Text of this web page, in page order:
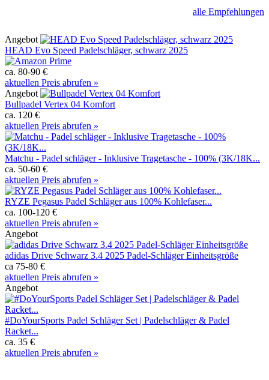
alle Empfehlungen
Angebot
HEAD Evo Speed Padelschläger, schwarz 2025
ca. 80-90 €
aktuellen Preis abrufen »
Angebot
Bullpadel Vertex 04 Komfort
ca. 120 €
aktuellen Preis abrufen »
Matchu - Padel schläger - Inklusive Tragetasche - 100% (3K/18K...
ca. 50-60 €
aktuellen Preis abrufen »
RYZE Pegasus Padel Schläger aus 100% Kohlefaser...
ca. 100-120 €
aktuellen Preis abrufen »
Angebot
adidas Drive Schwarz 3.4 2025 Padel-Schläger Einheitsgröße
ca 75-80 €
aktuellen Preis abrufen »
Angebot
#DoYourSports Padel Schläger Set | Padelschläger & Padel
Racket...
ca. 35 €
aktuellen Preis abrufen »